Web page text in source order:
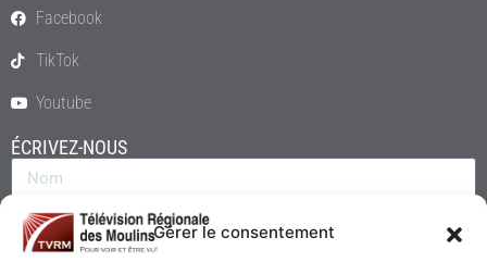
Gérer le consentement
Facebook
TikTok
Youtube
ÉCRIVEZ-NOUS